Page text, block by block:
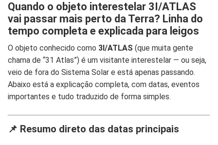
Quando o objeto interestelar 3I/ATLAS
vai passar mais perto da Terra? Linha do
tempo completa e explicada para leigos
O objeto conhecido como 3I/ATLAS (que muita gente
chama de “31 Atlas”) é um visitante interestelar — ou seja,
veio de fora do Sistema Solar e está apenas passando.
Abaixo está a explicação completa, com datas, eventos
importantes e tudo traduzido de forma simples.
📌 Resumo direto das datas principais